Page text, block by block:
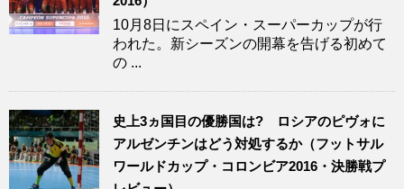
10月8日にスペイン・スーパーカップが行
われた。新シーズンの開幕を告げる初めて
の ...
史上3ヵ国目の優勝国は? ロシアのピヴォに
アルゼンチンはどう対処するか（フットサル
ワールドカップ・コロンビア2016・決勝戦プ